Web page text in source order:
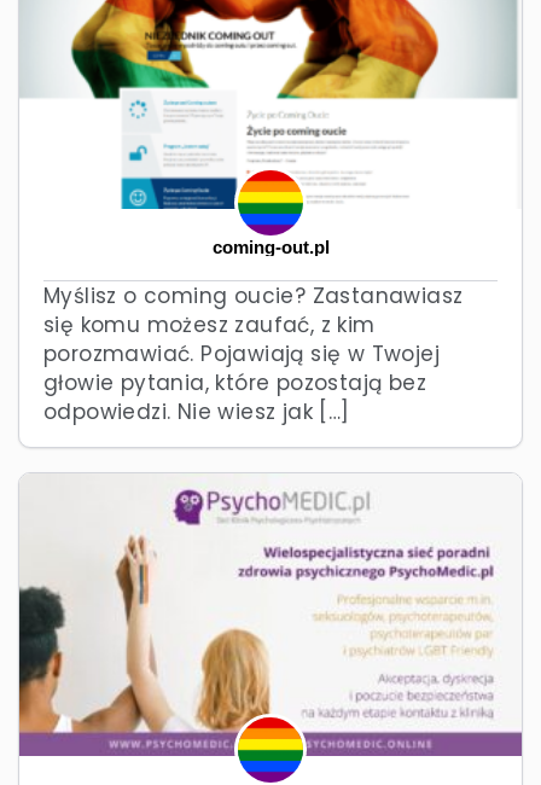
coming-out.pl
Myślisz o coming oucie? Zastanawiasz
się komu możesz zaufać, z kim
porozmawiać. Pojawiają się w Twojej
głowie pytania, które pozostają bez
odpowiedzi. Nie wiesz jak […]